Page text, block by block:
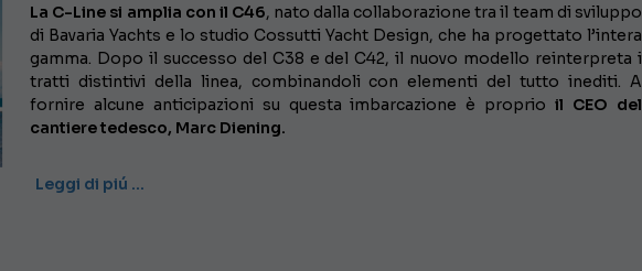
La C-Line si amplia con il C46, nato dalla collaborazione tra il team di sviluppo
di Bavaria Yachts e lo studio Cossutti Yacht Design, che ha progettato l’intera
gamma. Dopo il successo del C38 e del C42, il nuovo modello reinterpreta i
tratti distintivi della linea, combinandoli con elementi del tutto inediti. A
fornire alcune anticipazioni su questa imbarcazione è proprioil CEO del
cantiere tedesco, Marc Diening.
Leggi di piú …